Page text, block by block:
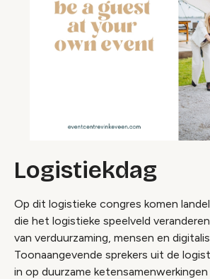
Logistiekdag
Op dit logistieke congres komen
die het logistieke speelveld
van verduurzaming, mensen en
Toonaangevende sprekers uit de
in op duurzame